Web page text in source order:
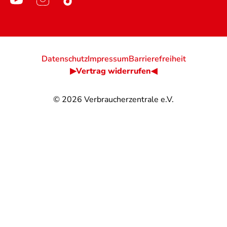
© 2026 Verbraucherzentrale e.V.
DatenschutzImpressumBarrierefreiheit
▶Vertrag widerrufen◀